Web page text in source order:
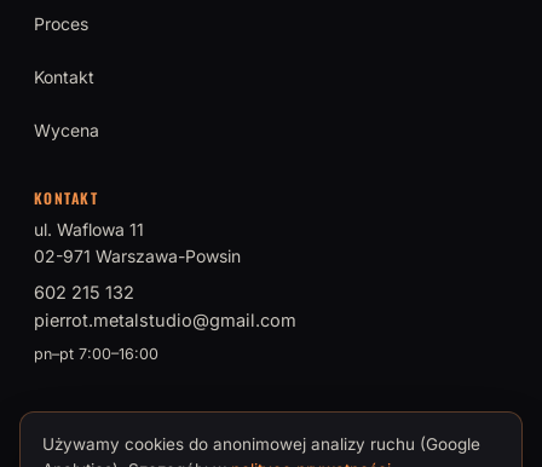
Proces
Kontakt
Wycena
KONTAKT
ul. Waflowa 11
02-971 Warszawa-Powsin
602 215 132
pierrot.metalstudio@gmail.com
pn–pt 7:00–16:00
© 2026 PIERROT Metal Studio · Tomasz Brokman, Mistrz Sztuki
Używamy cookies do anonimowej analizy ruchu (Google